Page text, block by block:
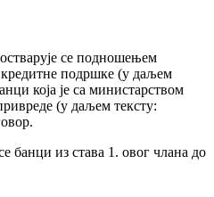
се подношењем
кредитне подршке (у даљем
која је са министарством
(у даљем тексту:
банци из става 1. овог члана до